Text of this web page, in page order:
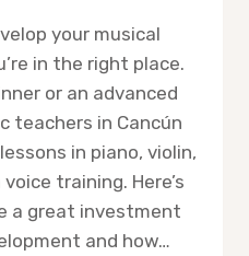
your musical
in the right place.
or an advanced
teachers in Cancún
in piano, violin,
training. Here’s
a great investment
and how…